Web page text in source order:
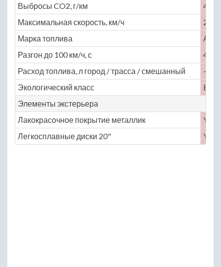
Выбросы CO2, г/км
49
Максимальная скорость, км/ч
250
Марка топлива
АИ-
Разгон до 100 км/ч, с
4.4
Расход топлива, л город / трасса / смешанный
— /
Экологический класс
Euro
Элементы экстерьера
Лакокрасочное покрытие металлик
Yes
Легкосплавные диски 20"
Yes